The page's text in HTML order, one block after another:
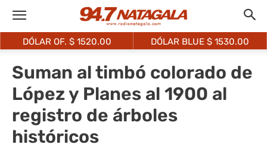
DÓLAR OF. $ 1520.00 DÓLAR BLUE $ 1530.00
Suman al timbó colorado de
López y Planes al 1900 al
registro de árboles
históricos